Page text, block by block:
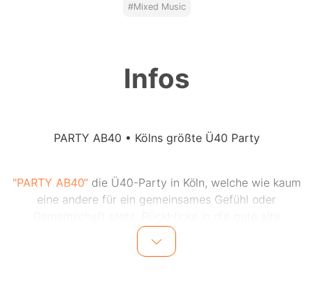
#Mixed Music
Infos
PARTY AB40 • Kölns größte Ü40 Party
"PARTY AB40“die Ü40-Party in Köln, welche wie kaum
eine andere für ein gemeinsames Gefühl oder
Zeit, aber immer mit einem Feingefühl für den Puls der